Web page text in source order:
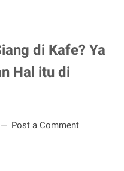
di Kafe? Ya
Hal itu di
Post a Comment